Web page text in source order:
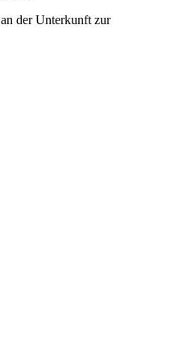
der Unterkunft zur